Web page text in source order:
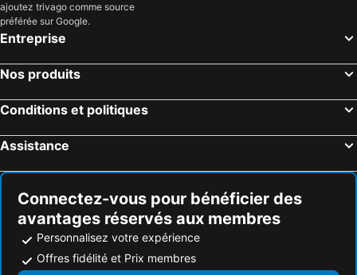
ajoutez trivago comme source
préférée sur Google.
Entreprise
Nos produits
Conditions et politiques
Assistance
Connectez-vous pour bénéficier des
avantages réservés aux membres
Personnalisez votre expérience
Offres fidélité et Prix membres